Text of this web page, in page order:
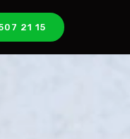
21 15